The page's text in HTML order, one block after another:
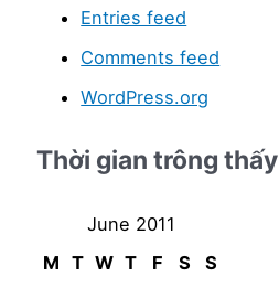
Entries feed
Comments feed
WordPress.org
Thời gian trông thấy
June 2011
M T W T F S
S